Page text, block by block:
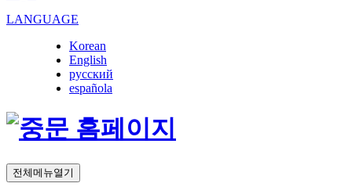
LANGUAGE
Korean
English
русский
española
전체메뉴열기